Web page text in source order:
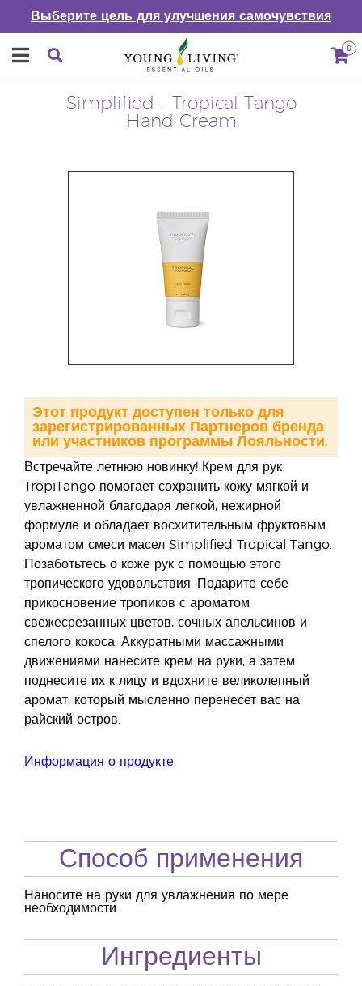
Выберите цель для улучшения самочувствия
0
Simplified - Tropical Tango
Hand Cream
Встречайте летнюю новинку! Крем для рук
TropiTango помогает сохранить кожу мягкой и
увлажненной благодаря легкой, нежирной
формуле и обладает восхитительным фруктовым
ароматом смеси масел Simplified Tropical Tango.
Позаботьтесь о коже рук с помощью этого
тропического удовольствия. Подарите себе
прикосновение тропиков с ароматом
свежесрезанных цветов, сочных апельсинов и
спелого кокоса. Аккуратными массажными
движениями нанесите крем на руки, а затем
поднесите их к лицу и вдохните великолепный
аромат, который мысленно перенесет вас на
райский остров.
Информация о продукте
Этот продукт доступен только для
зарегистрированных Партнеров бренда
или участников программы Лояльности.
Способ применения
Наносите на руки для увлажнения по мере
необходимости.
Ингредиенты